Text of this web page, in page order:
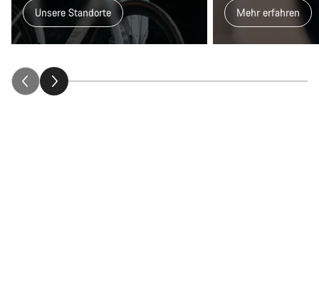
Unsere Standorte Mehr erfahren